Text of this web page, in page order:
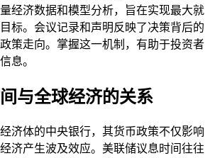
经济数据和模型分析，旨在实现最大就
标。会议记录和声明反映了决策背后的
策走向。掌握这一机制，有助于投资者
息。
与全球经济的关系
济体的中央银行，其货币政策不仅影响
济产生波及效应。美联储议息时间往往